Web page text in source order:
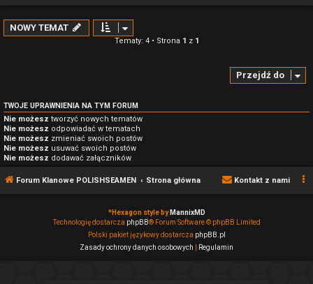
NOWY TEMAT
Tematy: 4 • Strona 1 z 1
Przejdź do
TWOJE UPRAWNIENIA NA TYM FORUM
Nie możesz tworzyć nowych tematów
Nie możesz odpowiadać w tematach
Nie możesz zmieniać swoich postów
Nie możesz usuwać swoich postów
Nie możesz dodawać załączników
Forum Klanowe POLISHSEAMEN Strona główna Kontakt z nami
*Hexagon style by MannixMD
Technologię dostarcza phpBB® Forum Software © phpBB Limited
Polski pakiet językowy dostarcza phpBB.pl
Zasady ochrony danych osobowych
Regulamin